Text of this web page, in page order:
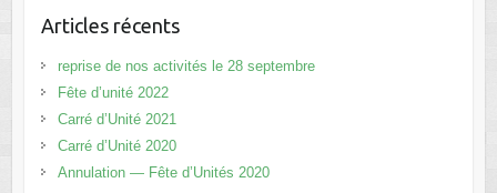
Articles récents
reprise de nos activités le 28 septembre
Fête d’unité 2022
Carré d’Unité 2021
Carré d’Unité 2020
Annulation — Fête d’Unités 2020